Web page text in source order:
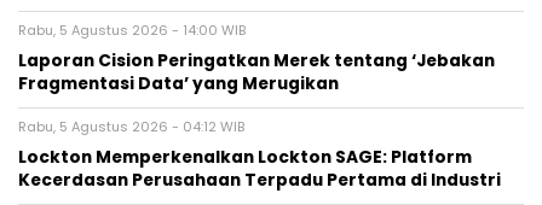
Rabu, 5 Agustus 2026 - 14:00 WIB
Laporan Cision Peringatkan Merek tentang ‘Jebakan
Fragmentasi Data’ yang Merugikan
Rabu, 5 Agustus 2026 - 04:12 WIB
Lockton Memperkenalkan Lockton SAGE: Platform
Kecerdasan Perusahaan Terpadu Pertama di Industri